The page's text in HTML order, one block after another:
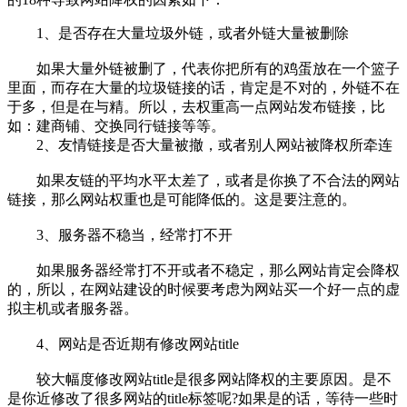
1、是否存在大量垃圾外链，或者外链大量被删除
如果大量外链被删了，代表你把所有的鸡蛋放在一个篮子
里面，而存在大量的垃圾链接的话，肯定是不对的，外链不在
于多，但是在与精。所以，去权重高一点网站发布链接，比
如：建商铺、交换同行链接等等。
2、友情链接是否大量被撤，或者别人网站被降权所牵连
如果友链的平均水平太差了，或者是你换了不合法的网站
链接，那么网站权重也是可能降低的。这是要注意的。
3、服务器不稳当，经常打不开
如果服务器经常打不开或者不稳定，那么网站肯定会降权
的，所以，在网站建设的时候要考虑为网站买一个好一点的虚
拟主机或者服务器。
4、网站是否近期有修改网站title
较大幅度修改网站title是很多网站降权的主要原因。是不
是你近修改了很多网站的title标签呢?如果是的话，等待一些时